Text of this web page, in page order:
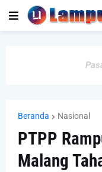
Beranda Nasional
PTPP
Malang